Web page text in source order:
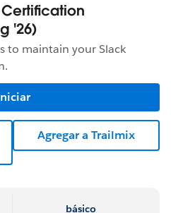
'26)
to maintain your Slack
Agregar a Trailmix
básico